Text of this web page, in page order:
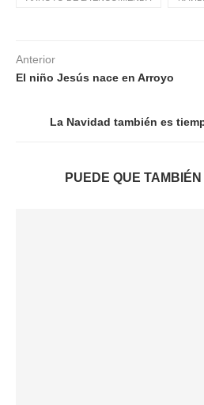
Anterior
El niño Jesús nace en Arroyo
La Navidad también es
PUEDE QUE